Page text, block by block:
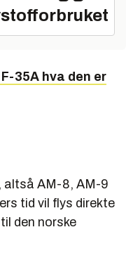
35A hva den er
altså AM-8, AM-9
tid vil flys direkte
den norske